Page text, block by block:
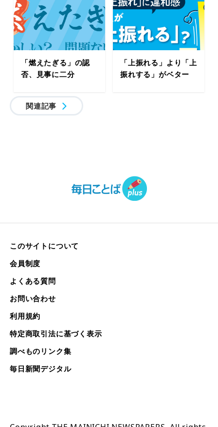
「燃えたぎる」の認
否、見事に二分
「上振れる」より「上
振れする」がベター
関連記事
このサイトについて
会員制度
よくある質問
お問い合わせ
利用規約
特定商取引法に基づく表示
調べものリンク集
毎日新聞デジタル